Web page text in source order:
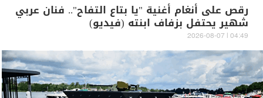
رقص على أنغام أغنية "يا بتاع التفاح".. فنان عربي
شهير يحتفل بزفاف ابنته (فيديو)
04:49 | 2026-08-07